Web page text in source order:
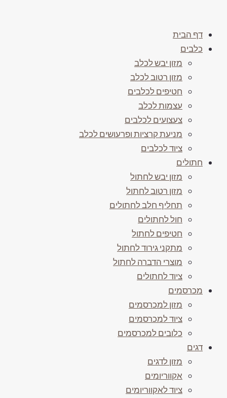
דף הבית
כלבים
מזון יבש לכלב
מזון רטוב לכלב
חטיפים לכלבים
עצמות לכלב
צעצועים לכלבים
מניעת קרציות ופרעושים לכלב
ציוד לכלבים
חתולים
מזון יבש לחתול
מזון רטוב לחתול
תחליף חלב לחתולים
חול לחתולים
חטיפים לחתול
מתקני גירוד לחתול
מוצרי הדברה לחתול
ציוד לחתולים
מכרסמים
מזון למכרסמים
ציוד למכרסמים
כלובים למכרסמים
דגים
מזון לדגים
אקווריומים
ציוד לאקווריומים